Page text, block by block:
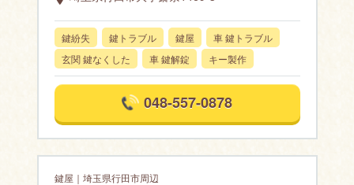
鍵紛失 鍵トラブル 鍵屋
車 鍵トラブル
玄関 鍵なくした
車 鍵解錠 キー製作
048-557-0878
鍵屋｜埼玉県行田市周辺